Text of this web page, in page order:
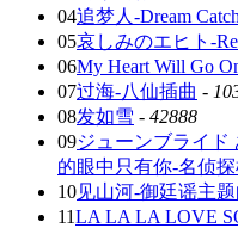
04追梦人-Dream
05哀しみのエヒト-
06My Heart Will Go
07过海-八仙插曲 -
08发如雪 - 42888
09ジューンブライド
的眼中只有你-名侦
10见山河-御廷谣主
11LA LA LA LOVE